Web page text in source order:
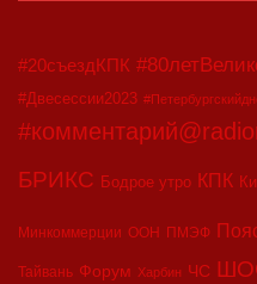
#20съездКПК
#Двесессии2023
БРИКС Бодрое утро КПК
Минкоммерции ООН ПМЭФ
Тайвань Форум Харбин ЧС